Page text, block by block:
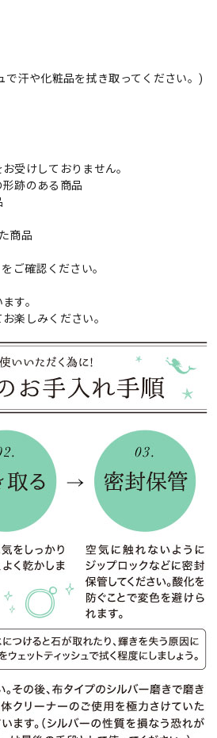
汗や化粧品を拭き取ってください。)
受けしておりません。
跡のある商品
商品
をご確認ください。
す。
楽しみください。